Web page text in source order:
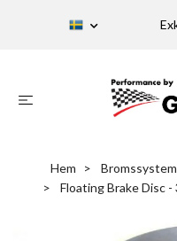
Hem Bromssystem
Floating Brake Disc